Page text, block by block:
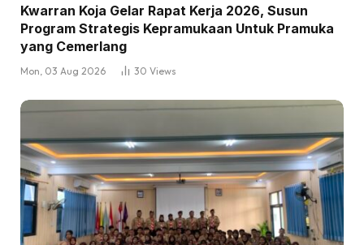
Kwarran Koja Gelar Rapat Kerja 2026, Susun
Program Strategis Kepramukaan Untuk Pramuka
yang Cemerlang
Mon, 03 Aug 2026 30 Views